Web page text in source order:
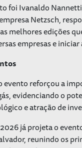
foi Ivanaldo
Netzsch,
melhores edições
empresas e
evento reforçou a
evidenciando o
e atração de
já projeta o
reunindo os